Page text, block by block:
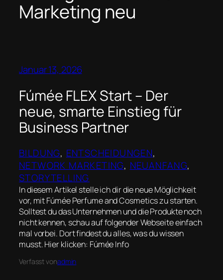
Marketing neu
Januar 13, 2026
Fúmée FLEX Start – Der
neue, smarte Einstieg für
Business Partner
BILDUNG, ENTSCHEIDUNGEN
NETWORK MARKETING, NEUANFANG
STORYTELLING
In diesem Artikel stelle ich dir die neue Möglichkeit
vor, mit Fúmée Perfume and Cosmetics zu starten.
Solltest du das Unternehmen und die Produkte noch
nicht kennen, schau auf folgender Webseite einfach
mal vorbei. Dort findest du alles, was du wissen
musst. Hier klicken: Fúmée Info
Verfasst vonadmin